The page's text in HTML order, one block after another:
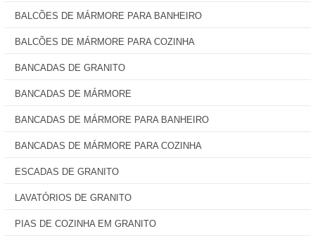
BALCÕES DE MÁRMORE PARA BANHEIRO
BALCÕES DE MÁRMORE PARA COZINHA
BANCADAS DE GRANITO
BANCADAS DE MÁRMORE
BANCADAS DE MÁRMORE PARA BANHEIRO
BANCADAS DE MÁRMORE PARA COZINHA
ESCADAS DE GRANITO
LAVATÓRIOS DE GRANITO
PIAS DE COZINHA EM GRANITO